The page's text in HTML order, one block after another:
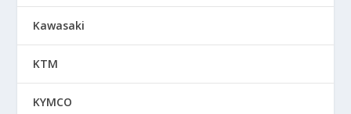
Kawasaki
KTM
KYMCO